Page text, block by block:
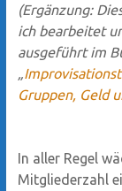
(Ergänzung:
ich bearbeitet
ausgeführt im
„
Gruppen, Geld
In aller Regel
Mitgliederzahl